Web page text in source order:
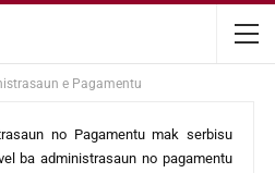
e Pagamentu
no Pagamentu mak serbisu
ba administrasaun no pagamentu